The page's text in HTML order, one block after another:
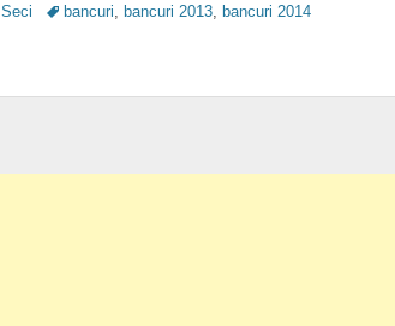
Seci Tagsbancuri, bancuri 2013, bancuri 2014